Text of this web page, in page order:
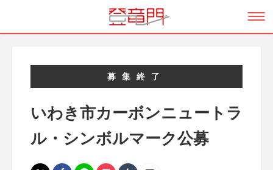
募集終了
いわき市カーボンニュートラ
ル・シンボルマーク公募